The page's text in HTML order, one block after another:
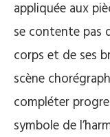
appliquée aux
se contente pas
corps et de ses
scène
compléter
symbole de